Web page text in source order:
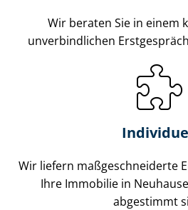
Wir beraten Sie in einem
unverbindlichen
Wir liefern maß­ge­schnei­der­te
Ihre Immobilie in
abgestimmt